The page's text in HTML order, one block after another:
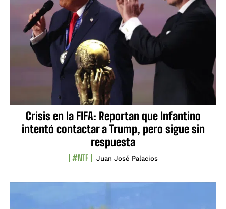
Crisis en la FIFA: Reportan que Infantino
intentó contactar a Trump, pero sigue sin
respuesta
#NTF Juan José Palacios